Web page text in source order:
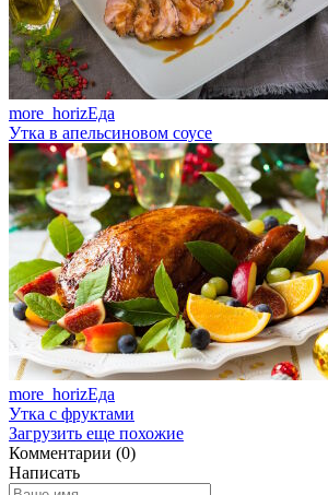
more_horizЕда
Утка в апельсиновом соусе
more_horizЕда
Утка с фруктами
Загрузить еще похожие
Комментарии (0)
Написать